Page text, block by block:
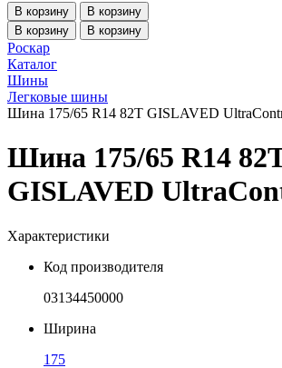
В корзину
В корзину
В корзину
В корзину
Роскар
Каталог
Шины
Легковые шины
Шина 175/65 R14 82T GISLAVED
Шина 175/65 R14
GISLAVED
Характеристики
Код производителя
03134450000
Ширина
175